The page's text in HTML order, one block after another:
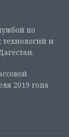
по
и
2019 года